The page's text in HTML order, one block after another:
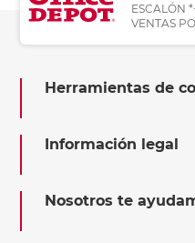
ESCALÓN
VENTAS
Herramientas de
Información legal
Nosotros te